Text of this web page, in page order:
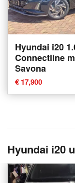
Hyundai i20
Connectline
Savona
€ 17,900
Hyundai i20